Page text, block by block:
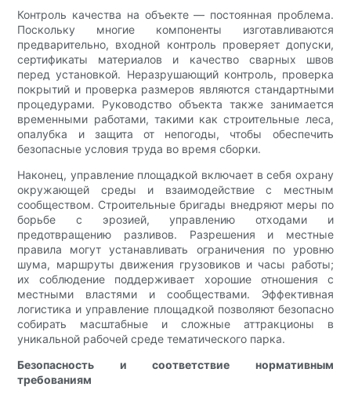
Контроль качества на объекте — постоянная проблема.
Поскольку многие компоненты изготавливаются
предварительно, входной контроль проверяет допуски,
сертификаты материалов и качество сварных швов
перед установкой. Неразрушающий контроль, проверка
покрытий и проверка размеров являются стандартными
процедурами. Руководство объекта также занимается
временными работами, такими как строительные леса,
опалубка и защита от непогоды, чтобы обеспечить
безопасные условия труда во время сборки.
Наконец, управление площадкой включает в себя охрану
окружающей среды и взаимодействие с местным
сообществом. Строительные бригады внедряют меры по
борьбе с эрозией, управлению отходами и
предотвращению разливов. Разрешения и местные
правила могут устанавливать ограничения по уровню
шума, маршруты движения грузовиков и часы работы;
их соблюдение поддерживает хорошие отношения с
местными властями и сообществами. Эффективная
логистика и управление площадкой позволяют безопасно
собирать масштабные и сложные аттракционы в
уникальной рабочей среде тематического парка.
Безопасность и соответствие нормативным
требованиям